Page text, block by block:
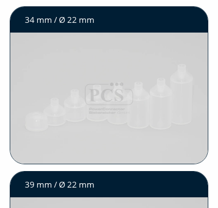
34 mm / Ø 22 mm
39 mm / Ø 22 mm